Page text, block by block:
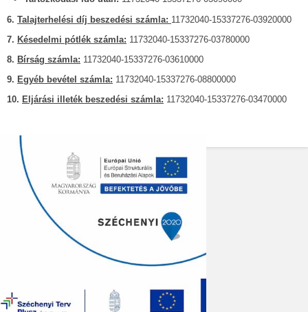
6. Talajterhelési díj beszedési számla: 11732040-15337276-03920000
7. Késedelmi pótlék számla: 11732040-15337276-03780000
8. Bírság számla: 11732040-15337276-03610000
9. Egyéb bevétel számla: 11732040-15337276-08800000
10. Eljárási illeték beszedési számla: 11732040-15337276-03470000